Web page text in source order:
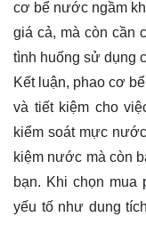
cơ bể nước ngầm
giá cả, mà còn cần
tình huống sử dụng
Kết luận, phao cơ
và tiết kiệm cho
kiểm soát mực
kiệm nước mà còn
bạn. Khi chọn
yếu tố như dung